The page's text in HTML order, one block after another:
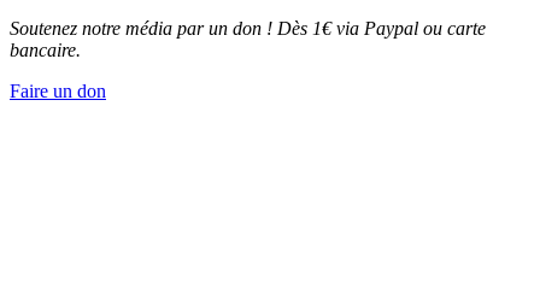
Soutenez notre média par un don ! Dès 1€ via Paypal ou carte
bancaire.
Faire un don